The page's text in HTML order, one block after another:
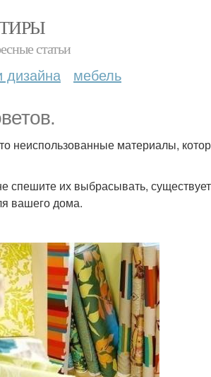
статьи
дизайна мебель
неиспользованные материалы,
спешите их выбрасывать,
вашего дома.